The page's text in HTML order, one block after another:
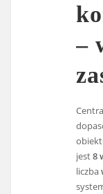
–
jest8
liczba